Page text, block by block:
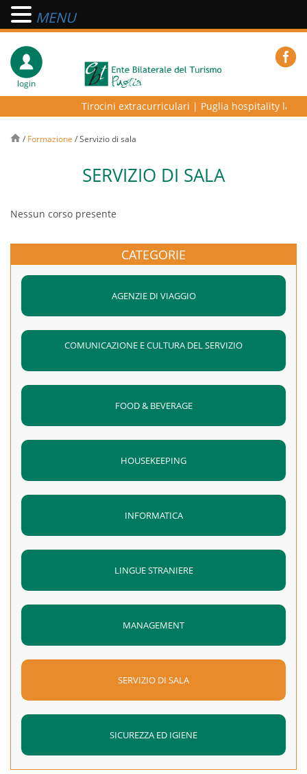
login
Tirocini extracurriculari|Puglia hospitality lab –
/ Formazione /Servizio di sala
SERVIZIO DI SALA
Nessun corso presente
CATEGORIE
AGENZIE DI VIAGGIO
COMUNICAZIONE E CULTURA DEL SERVIZIO
FOOD & BEVERAGE
HOUSEKEEPING
INFORMATICA
LINGUE STRANIERE
MANAGEMENT
SERVIZIO DI SALA
SICUREZZA ED IGIENE
MENU